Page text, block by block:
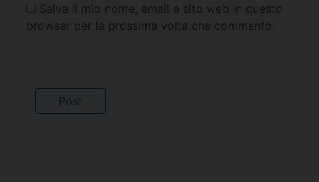
Salva il mio nome, email e sito web in questo
browser per la prossima volta che commento.